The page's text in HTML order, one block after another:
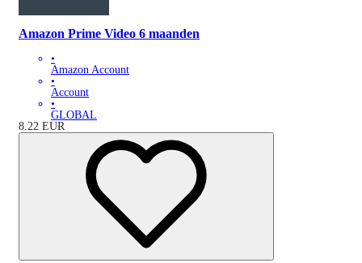
Amazon Prime Video 6 maanden
•
Amazon Account
•
Account
•
GLOBAL
8.22 EUR